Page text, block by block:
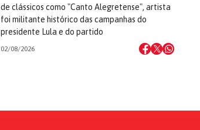
de clássicos como "Canto Alegretense", artista
foi militante histórico das campanhas do
presidente Lula e do partido
02/08/2026